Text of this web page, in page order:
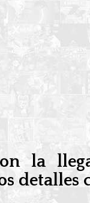
la
detalles